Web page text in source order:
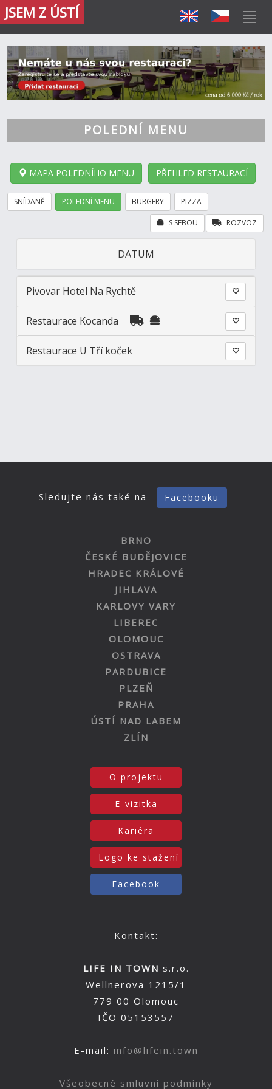
JSEM Z ÚSTÍ
POLEDNÍ MENU
MAPA POLEDNÍHO MENU PŘEHLED RESTAURACÍ
SNÍDANĚ POLEDNÍ MENU BURGERY PIZZA
ROZVOZ
S SEBOU
DATUM
Pivovar Hotel Na Rychtě
Restaurace Kocanda
Restaurace U Tří koček
Sledujte nás také na Facebooku
BRNO
ČESKÉ BUDĚJOVICE
HRADEC KRÁLOVÉ
JIHLAVA
KARLOVY VARY
LIBEREC
OLOMOUC
OSTRAVA
PARDUBICE
PLZEŇ
PRAHA
ÚSTÍ NAD LABEM
ZLÍN
O projektu
E-vizitka
Kariéra
Logo ke stažení
Facebook
Kontakt:
LIFE IN TOWN s.r.o.
Wellnerova 1215/1
779 00 Olomouc
IČO 05153557
E-mail: info@lifein.town
Všeobecné smluvní podmínky